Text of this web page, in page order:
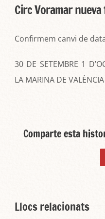
Circ Voramar nueva
Confirmem canvi de
30 DE SETEMBRE 1
LA MARINA DE VALÈNCIA
Comparte esta
Llocs relacionats